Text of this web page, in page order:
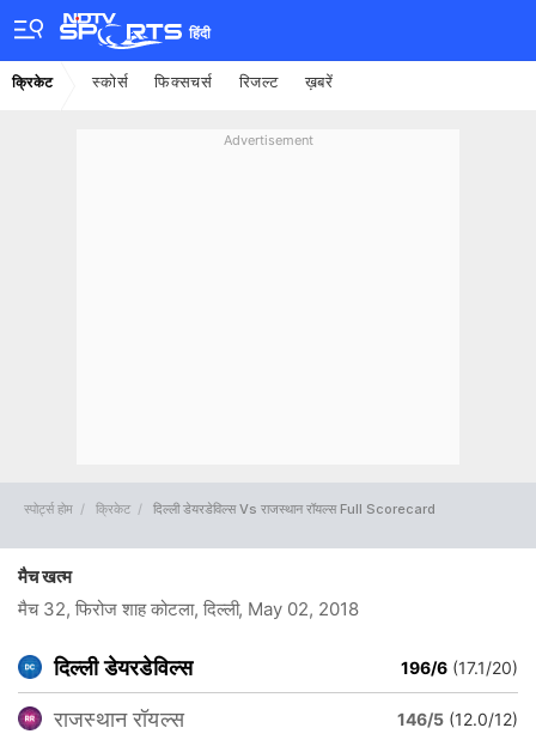
हिंदी
क्रिकेट स्कोर्स फिक्सचर्स रिजल्ट ख़बरें
Advertisement
स्पोर्ट्स होम क्रिकेट दिल्ली डेयरडेविल्स Vs राजस्थान रॉयल्स Full Scorecard
मैच खत्म
मैच 32, फिरोज शाह कोटला, दिल्ली, May 02, 2018
दिल्ली डेयरडेविल्स 196/6 (17.1/20)
राजस्थान रॉयल्स 146/5 (12.0/12)